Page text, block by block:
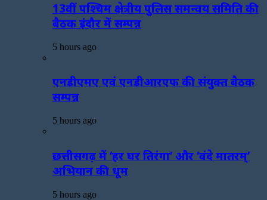
13वीं पश्चिम क्षेत्रीय पुलिस समन्वय समिति की
बैठक इंदौर में सम्पन्न
5 hours ago
एनडीएमए एवं एनडीआरएफ की संयुक्त बैठक
सम्पन्न
5 hours ago
छत्तीसगढ़ में ‘हर घर तिरंगा’ और ‘वंदे मातरम्’
अभियान की धूम
5 hours ago